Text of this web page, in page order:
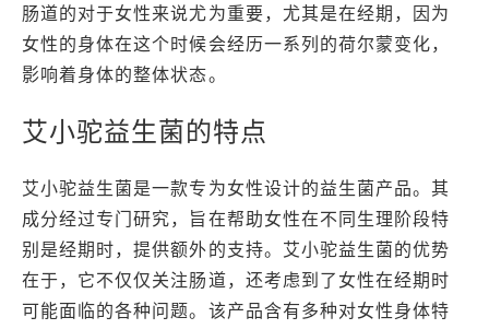
肠道的对于女性来说尤为重要，尤其是在经期，因为
女性的身体在这个时候会经历一系列的荷尔蒙变化，
影响着身体的整体状态。
艾小驼益生菌的特点
艾小驼益生菌是一款专为女性设计的益生菌产品。其
成分经过专门研究，旨在帮助女性在不同生理阶段特
别是经期时，提供额外的支持。艾小驼益生菌的优势
在于，它不仅仅关注肠道，还考虑到了女性在经期时
可能面临的各种问题。该产品含有多种对女性身体特